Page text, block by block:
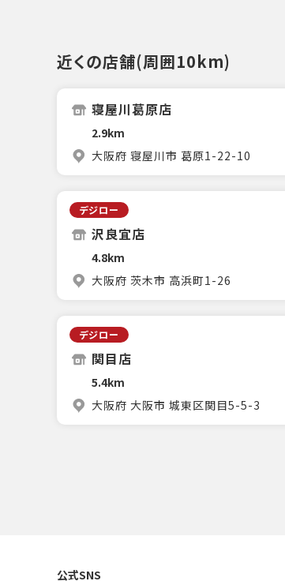
近くの店舗(周囲10km)
寝屋川葛原店
2.9km
大阪府 寝屋川市 葛原1-22-10
デジロー
沢良宜店
4.8km
大阪府 茨木市 高浜町1-26
デジロー
関目店
5.4km
大阪府 大阪市 城東区関目5-5-3
公式SNS